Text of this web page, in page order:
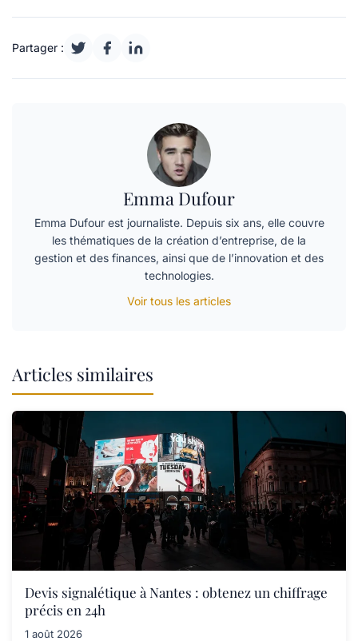
Partager :
Emma Dufour
Emma Dufour est journaliste. Depuis six ans, elle couvre
les thématiques de la création d’entreprise, de la
gestion et des finances, ainsi que de l’innovation et des
technologies.
Voir tous les articles
Articles similaires
Devis signalétique à Nantes : obtenez un chiffrage
précis en 24h
1 août 2026